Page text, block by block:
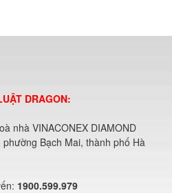
DRAGON:
nhà VINACONEX DIAMOND
Bạch Mai, thành phố Hà
1900.599.979